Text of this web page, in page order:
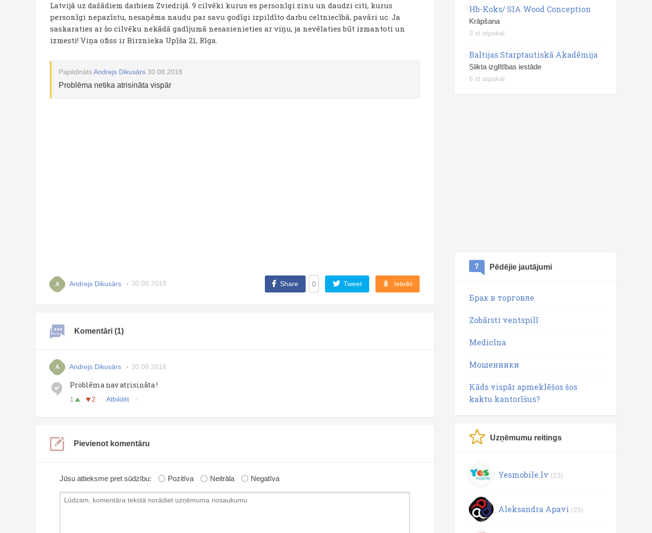
Latvijā uz dažādiem darbiem Zviedrijā. 9 cilvēki kurus es personīgi zinu un daudzi citi, kurus
personīgi nepazīstu, nesaņēma naudu par savu godīgi izpildīto darbu celtniecībā, pavāri uc. Ja
saskaraties ar šo cilvēku nekādā gadījumā nesasienieties ar viņu, ja nevēlaties būt izmantoti un
izmesti! Viņa ofiss ir Birznieka Upīša 21, Rīga.
PapildinātsAndrejs Dikusārs 30.08.2018
Problēma netika atrisināta vispār
A Andrejs Dikusārs 30.08.2018 Share 0 Tweet Ieteikt
Komentāri (1)
A Andrejs Dikusārs 30.08.2018
Problēma nav atrisināta !
1 2 Atbildēt
Pievienot komentāru
Jūsu attieksme pret sūdzību: Pozitīva Neitrāla Negatīva
Hb-Koks/ SIA Wood Conception
Krāpšana
3 st atpakaļ
Baltijas Starptautiskā Akadēmija
Slikta izglītības iestāde
6 st atpakaļ
Pēdējie jautājumi
Брак в торговле
Zobārsti ventspilī
Medicīna
Мошенники
Kāds vispār apmeklēšos šos
kaktu kantorīšus?
Uzņēmumu reitings
Yesmobile.lv (23)
Aleksandra Apavi (25)